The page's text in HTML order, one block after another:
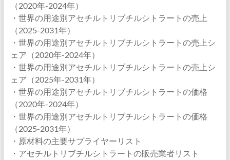
（2020年-2024年）
・世界の用途別アセチルトリブチルシトラートの売上
（2025-2031年）
・世界の用途別アセチルトリブチルシトラートの売上シ
ェア（2020年-2024年）
・世界の用途別アセチルトリブチルシトラートの売上シ
ェア（2025年-2031年）
・世界の用途別アセチルトリブチルシトラートの価格
（2020年-2024年）
・世界の用途別アセチルトリブチルシトラートの価格
（2025-2031年）
・原材料の主要サプライヤーリスト
・アセチルトリブチルシトラートの販売業者リスト